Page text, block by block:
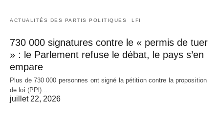
ACTUALITÉS DES PARTIS POLITIQUES LFI
730 000 signatures contre le « permis de tuer
» : le Parlement refuse le débat, le pays s’en
empare
Plus de 730 000 personnes ont signé la pétition contre la proposition
de loi (PPl)…
juillet 22, 2026